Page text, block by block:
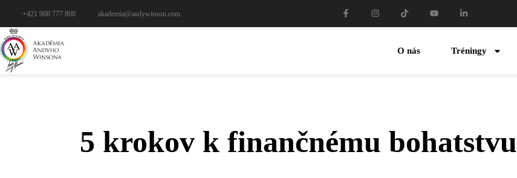
+421 908 777 808 akademia@andywinson.com
O nás Tréningy
5 krokov k finančnému bohatstvu